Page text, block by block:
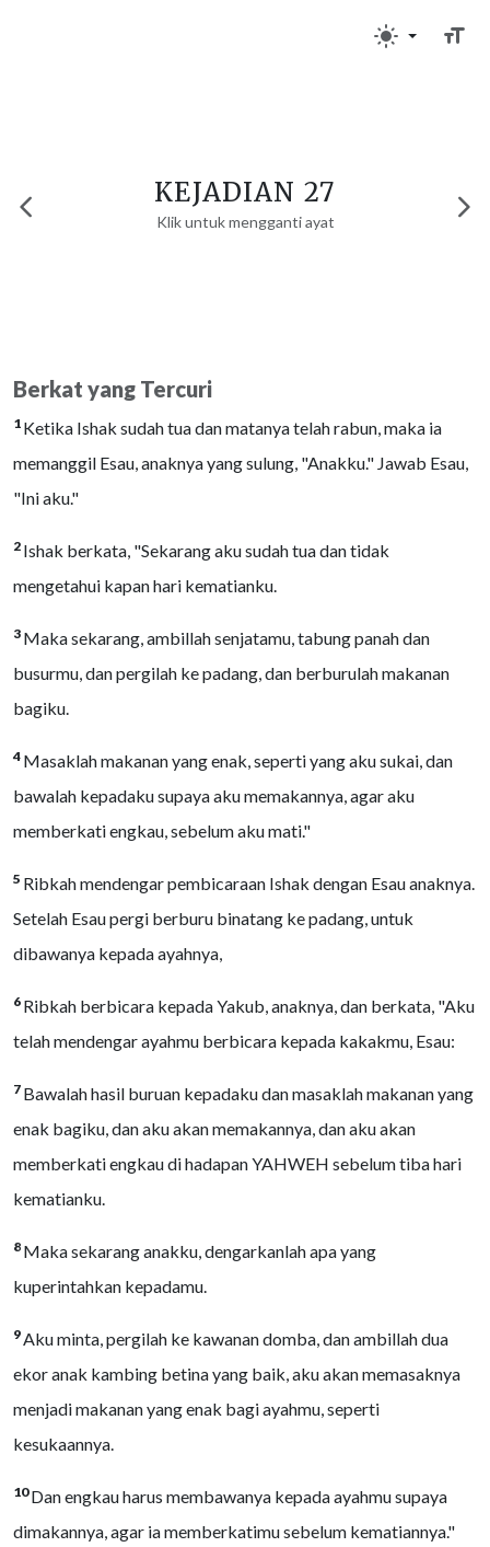
KEJADIAN 27
Klik untuk mengganti ayat
Berkat yang Tercuri
1 Ketika Ishak sudah tua dan matanya telah rabun, maka ia
memanggil Esau, anaknya yang sulung, "Anakku." Jawab Esau,
"Ini aku."
2 Ishak berkata, "Sekarang aku sudah tua dan tidak
mengetahui kapan hari kematianku.
3 Maka sekarang, ambillah senjatamu, tabung panah dan
busurmu, dan pergilah ke padang, dan berburulah makanan
bagiku.
4 Masaklah makanan yang enak, seperti yang aku sukai, dan
bawalah kepadaku supaya aku memakannya, agar aku
memberkati engkau, sebelum aku mati."
5 Ribkah mendengar pembicaraan Ishak dengan Esau anaknya.
Setelah Esau pergi berburu binatang ke padang, untuk
dibawanya kepada ayahnya,
6 Ribkah berbicara kepada Yakub, anaknya, dan berkata, "Aku
telah mendengar ayahmu berbicara kepada kakakmu, Esau:
7 Bawalah hasil buruan kepadaku dan masaklah makanan yang
enak bagiku, dan aku akan memakannya, dan aku akan
memberkati engkau di hadapan YAHWEH sebelum tiba hari
kematianku.
8 Maka sekarang anakku, dengarkanlah apa yang
kuperintahkan kepadamu.
9Aku minta, pergilah ke kawanan domba, dan ambillah dua
ekor anak kambing betina yang baik, aku akan memasaknya
menjadi makanan yang enak bagi ayahmu, seperti
kesukaannya.
10Dan engkau harus membawanya kepada ayahmu supaya
dimakannya, agar ia memberkatimu sebelum kematiannya."